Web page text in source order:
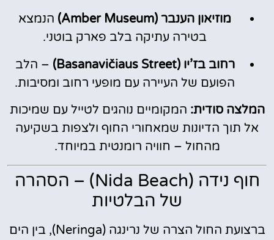
מוזיאון הענבר (Amber Museum)
הנמצא
בטירה עתיקה בלב פארק בוטני.
רחוב בז’יו (Basanavičiaus Street)
– הלב
הפועם של העיירה עם מופעי רחוב ומסיבות.
המלצה סודית: המקומיים נוהגים לטייל עם שמיכות
אל תוך הדיונות שמאחורי החוף ולצפות בשקיעה
מהחול – חוויה רומנטית במיוחד.
חוף נידה (Nida Beach) – הסהרה
של הבלטיות
ברצועת החול הצרה של נרינגה (Neringa), בין הים